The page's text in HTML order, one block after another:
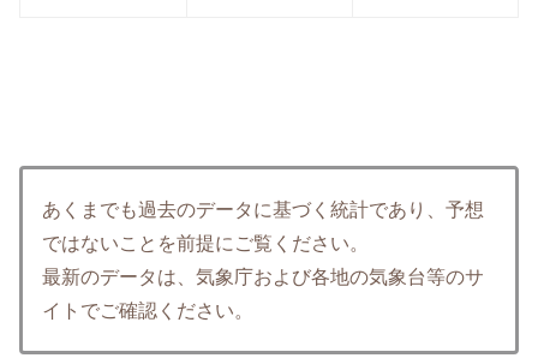
あくまでも過去のデータに基づく統計であり、予想
ではないことを前提にご覧ください。
最新のデータは、気象庁および各地の気象台等のサ
イトでご確認ください。